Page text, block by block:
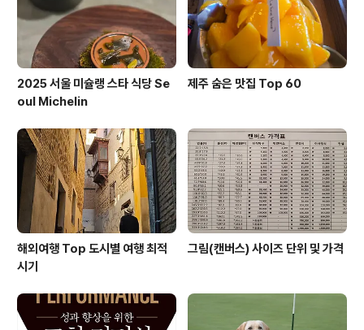
2025 서울 미슐랭 스타 식당 Se
oul Michelin
제주 숨은 맛집 Top 60
해외여행 Top 도시별 여행 최적
시기
그림(캔버스) 사이즈 단위 및 가격